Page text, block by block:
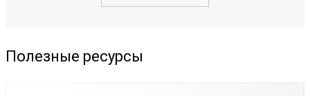
Полезные ресурсы